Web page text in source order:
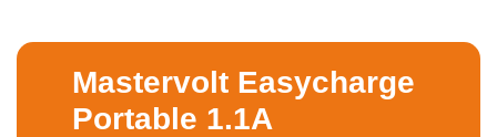
Mastervolt Easycharge
Portable 1.1A